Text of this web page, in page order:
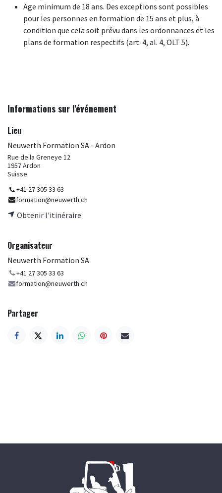
Age minimum de 18 ans. Des exceptions sont possibles
pour les personnes en formation de 15 ans et plus, à
condition que cela soit prévu dans les ordonnances et les
plans de formation respectifs (art. 4, al. 4, OLT 5).
Informations sur l'événement
Lieu
Neuwerth Formation SA - Ardon
Rue de la Greneye 12
1957 Ardon
Suisse
+41 27 305 33 63
formation@neuwerth.ch
Obtenir l'itinéraire
Organisateur
Neuwerth Formation SA
+41 27 305 33 63
formation@neuwerth.ch
Partager